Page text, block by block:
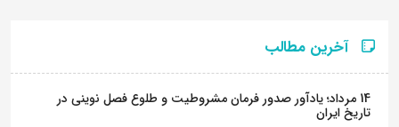
آخرین مطالب
14 مرداد؛ یادآور صدور فرمان مشروطیت و طلوع فصل نوینی در
تاریخ ایران